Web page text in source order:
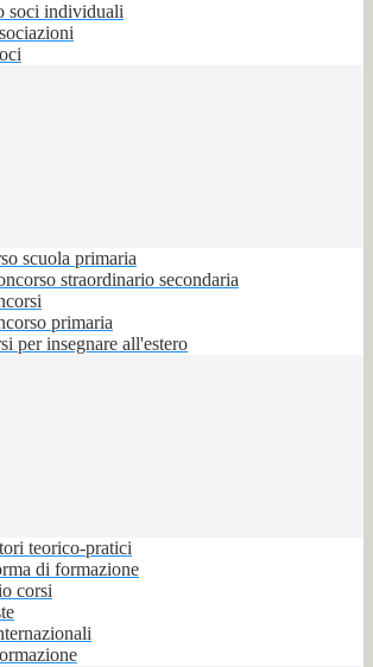
soci individuali
scuola primaria
straordinario secondaria
primaria
per insegnare all'estero
teorico-pratici
di formazione
corsi